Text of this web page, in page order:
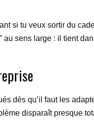
si tu veux sortir du
au sens large : il tient
dès qu’il faut les
disparaît presque